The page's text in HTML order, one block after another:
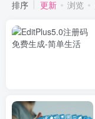
排序 更新 浏览